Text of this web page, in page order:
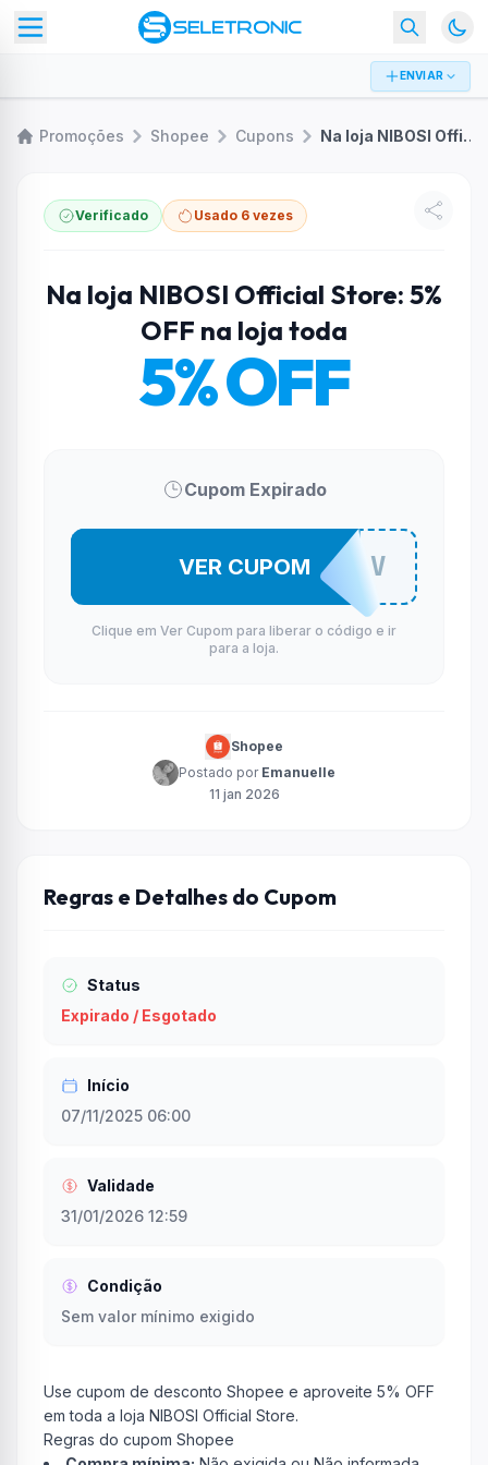
ENVIAR
Promoções Shopee Cupons Na loja NIBOSI Official Store: 5% OFF na loja toda
Verificado Usado 6 vezes
Na loja NIBOSI Official Store: 5%
OFF na loja toda
5% OFF
Cupom Expirado
NIBOSSFGV
VER CUPOM
Clique em Ver Cupom para liberar o código e ir
para a loja.
Shopee
Postado por Emanuelle
11 jan 2026
Regras e Detalhes do Cupom
Status
Expirado / Esgotado
Início
07/11/2025 06:00
Validade
31/01/2026 12:59
Condição
Sem valor mínimo exigido
Use cupom de desconto Shopee e aproveite 5% OFF
em toda a loja NIBOSI Official Store.
Regras do cupom Shopee